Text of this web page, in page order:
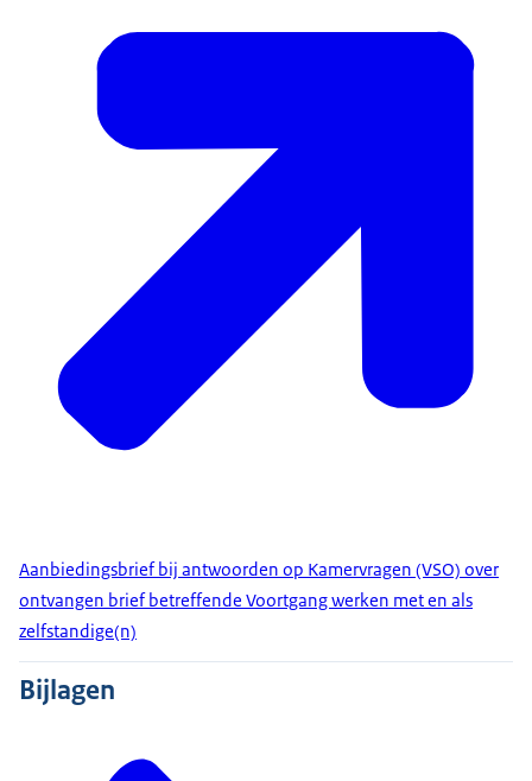
Aanbiedingsbrief bij antwoorden op Kamervragen (VSO) over
ontvangen brief betreffende Voortgang werken met en als
zelfstandige(n)
Bijlagen